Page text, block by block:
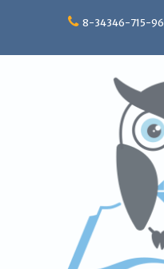
8-34346-715-96